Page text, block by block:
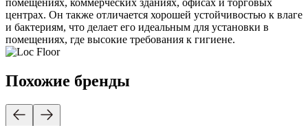
центрах. Он также отличается хорошей устойчивостью к влаге
и бактериям, что делает его идеальным для установки в
помещениях, где высокие требования к гигиене.
Похожие бренды